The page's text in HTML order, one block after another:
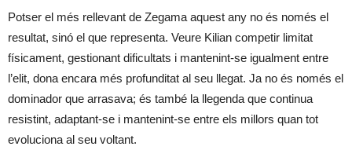
Potser el més rellevant de Zegama aquest any no és només el
resultat, sinó el que representa. Veure Kilian competir limitat
físicament, gestionant dificultats i mantenint-se igualment entre
l’elit, dona encara més profunditat al seu llegat. Ja no és només el
dominador que arrasava; és també la llegenda que continua
resistint, adaptant-se i mantenint-se entre els millors quan tot
evoluciona al seu voltant.